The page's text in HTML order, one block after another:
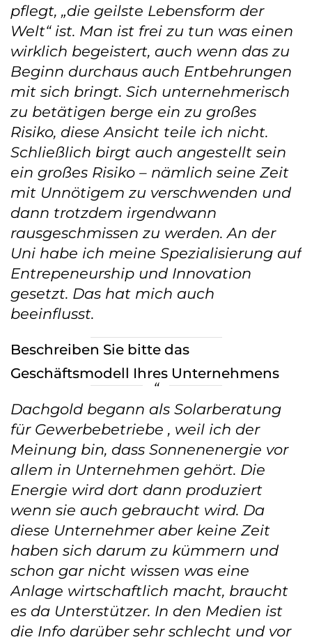
pflegt, „die geilste Lebensform der
Welt“ ist. Man ist frei zu tun was einen
wirklich begeistert, auch wenn das zu
Beginn durchaus auch Entbehrungen
mit sich bringt. Sich unternehmerisch
zu betätigen berge ein zu großes
Risiko, diese Ansicht teile ich nicht.
Schließlich birgt auch angestellt sein
ein großes Risiko – nämlich seine Zeit
mit Unnötigem zu verschwenden und
dann trotzdem irgendwann
rausgeschmissen zu werden. An der
Uni habe ich meine Spezialisierung auf
Entrepeneurship und Innovation
gesetzt. Das hat mich auch
beeinflusst.
Beschreiben Sie bitte das
Geschäftsmodell Ihres Unternehmens
Dachgold begann als Solarberatung
für Gewerbebetriebe , weil ich der
Meinung bin, dass Sonnenenergie vor
allem in Unternehmen gehört. Die
Energie wird dort dann produziert
wenn sie auch gebraucht wird. Da
diese Unternehmer aber keine Zeit
haben sich darum zu kümmern und
schon gar nicht wissen was eine
Anlage wirtschaftlich macht, braucht
es da Unterstützer. In den Medien ist
die Info darüber sehr schlecht und vor